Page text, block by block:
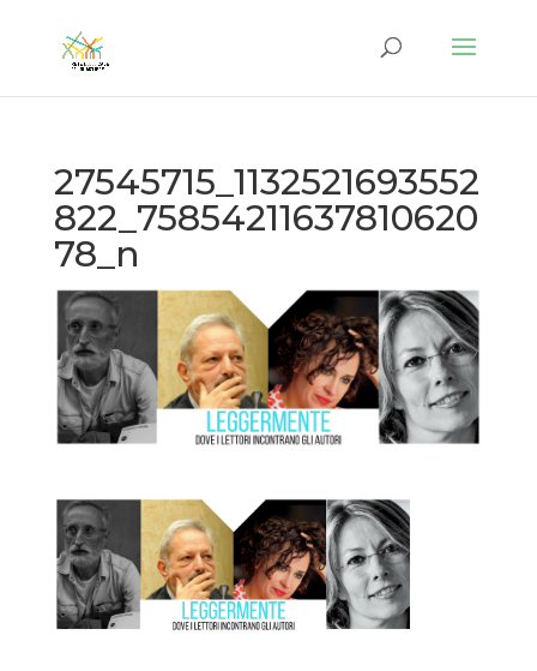
27545715_1132521693552
822_75854211637810620
78_n